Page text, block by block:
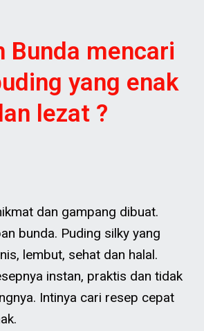
Bunda mencari
yang enak
lezat ?
dan gampang dibuat.
bunda. Puding silky yang
lembut, sehat dan halal.
instan, praktis dan tidak
Intinya cari resep cepat